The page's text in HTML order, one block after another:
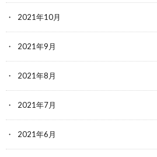
2021年10月
2021年9月
2021年8月
2021年7月
2021年6月